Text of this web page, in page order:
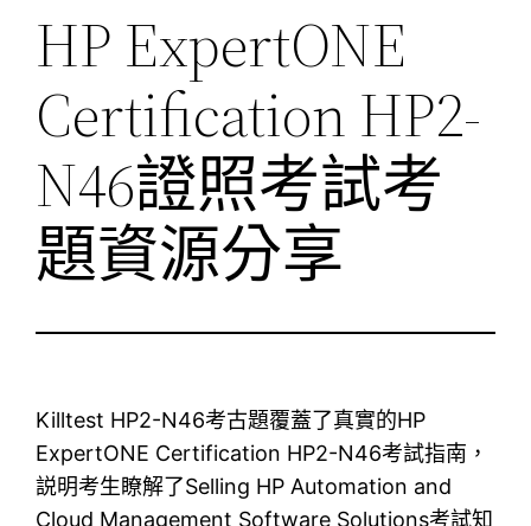
HP ExpertONE
Certification HP2-
N46證照考試考
題資源分享
Killtest HP2-N46考古題覆蓋了真實的HP
ExpertONE Certification HP2-N46考試指南，
説明考生瞭解了Selling HP Automation and
Cloud Management Software Solutions考試知